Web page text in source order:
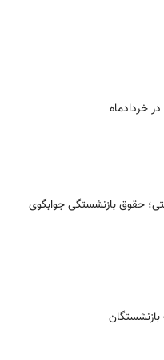
خردادماه
حقوق بازنشستگی جوابگوی